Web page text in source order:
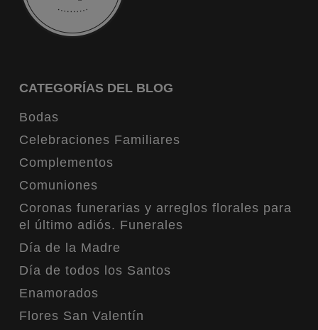
CATEGORÍAS DEL BLOG
Bodas
Celebraciones Familiares
Complementos
Comuniones
Coronas funerarias y arreglos florales para
el último adiós. Funerales
Día de la Madre
Día de todos los Santos
Enamorados
Flores San Valentín